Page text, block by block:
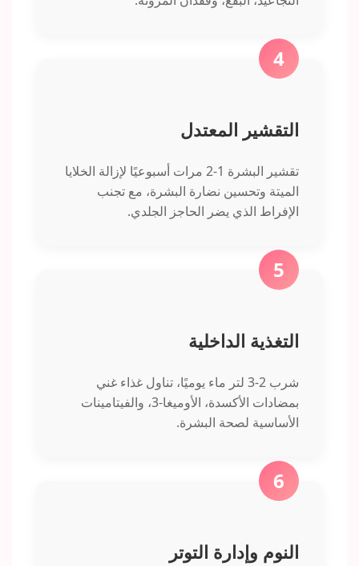
4
التقشير المعتدل
تقشير البشرة 1-2 مرات أسبوعيًا لإزالة الخلايا
الميتة وتحسين نضارة البشرة، مع تجنب
الإفراط الذي يضر الحاجز الجلدي.
5
التغذية الداخلية
شرب 2-3 لتر ماء يوميًا، تناول غذاء غني
بمضادات الأكسدة، الأوميغا-3، والفيتامينات
الأساسية لصحة البشرة.
6
النوم وإدارة التوتر